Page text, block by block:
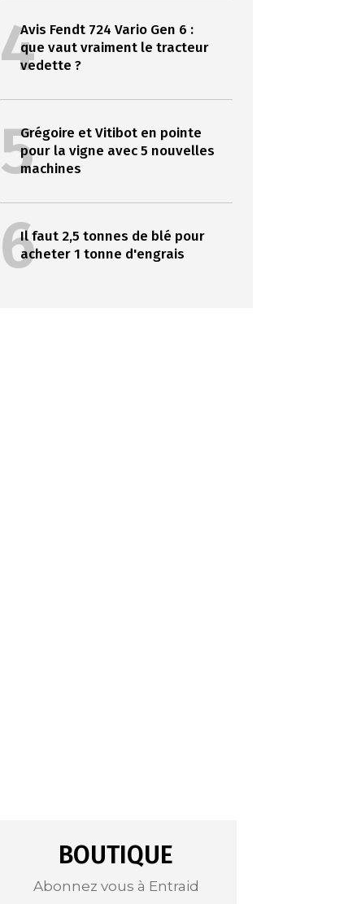
4Avis Fendt 724 Vario Gen 6 :
que vaut vraiment le tracteur
vedette ?
5Grégoire et Vitibot en pointe
pour la vigne avec 5 nouvelles
machines
6Il faut 2,5 tonnes de blé pour
acheter 1 tonne d'engrais
BOUTIQUE
Abonnez vous à Entraid